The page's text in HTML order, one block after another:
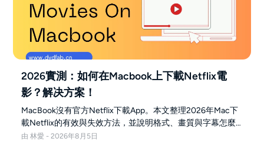
2026實測：如何在Macbook上下載Netflix電
影？解决方案！
MacBook沒有官方Netflix下載App。本文整理2026年Mac下
載Netflix的有效與失效方法，並說明格式、畫質與字幕怎麼
選。
由 林愛 - 2026年8月5日